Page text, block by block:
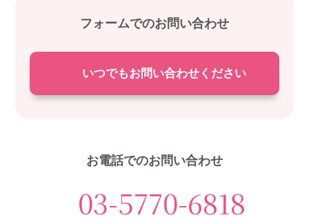
フォームでのお問い合わせ
いつでもお問い合わせください
お電話でのお問い合わせ
03-5770-6818